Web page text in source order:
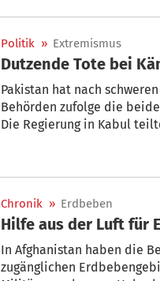
Politik » Extremismus
Dutzende Tote bei
Pakistan hat nach
Behörden zufolge die
Die Regierung in Kabul
Chronik » Erdbeben
Hilfe aus der Luft für
In Afghanistan haben die
zugänglichen